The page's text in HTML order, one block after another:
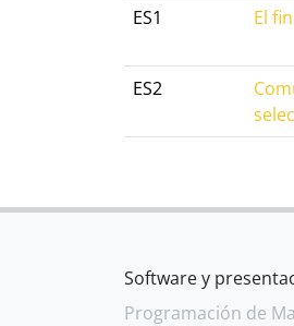
ES1
El
ES2
Software y
Programación de